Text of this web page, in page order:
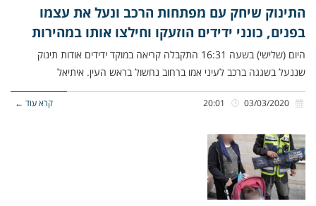
התינוק שיחק עם מפתחות הרכב ונעל את עצמו
בפנים, כונני ידידים הוזעקו וחילצו אותו במהירות
היום (שלישי) בשעה 16:31 התקבלה קריאה במוקד ידידים אודות תינוק
שננעל בשגגה ברכב לעיני אמו ברחוב נחשול בראש העין. איתיאל
קרא עוד ←